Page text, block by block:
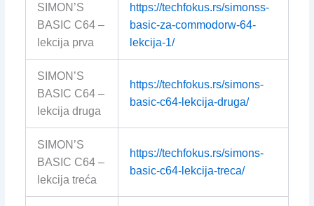
SIMON’S
BASIC C64 –
lekcija prva
https://techfokus.rs/simonss-
basic-za-commodorw-64-
lekcija-1/
SIMON’S
BASIC C64 –
lekcija druga
https://techfokus.rs/simons-
basic-c64-lekcija-druga/
SIMON’S
BASIC C64 –
lekcija treća
https://techfokus.rs/simons-
basic-c64-lekcija-treca/